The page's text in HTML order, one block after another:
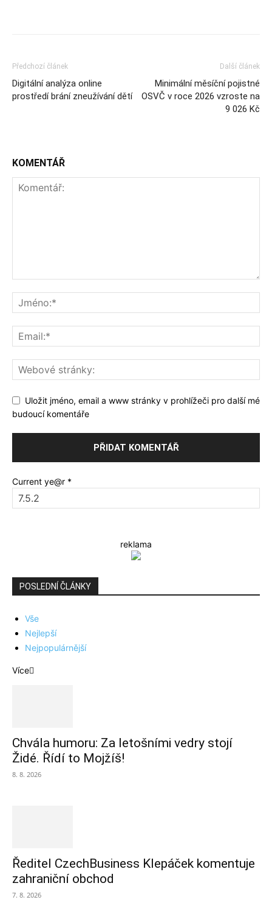
Předchozí článek
Digitální analýza online
prostředí brání zneužívání dětí
Další článek
Minimální měsíční pojistné
OSVČ v roce 2026 vzroste na
9 026 Kč
KOMENTÁŘ
Uložit jméno, email a www stránky v prohlížeči pro další mé
budoucí komentáře
Current ye@r *
reklama
POSLEDNÍ ČLÁNKY
Vše
Nejlepší
Nejpopulárnější
Více
Chvála humoru: Za letošními vedry stojí
Židé. Řídí to Mojžíš!
8. 8. 2026
Ředitel CzechBusiness Klepáček komentuje
zahraniční obchod
7. 8. 2026